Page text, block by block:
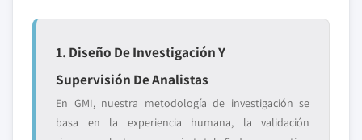
1. Diseño De Investigación Y
Supervisión De Analistas
En GMI, nuestra metodología de investigación se
basa en la experiencia humana, la validación